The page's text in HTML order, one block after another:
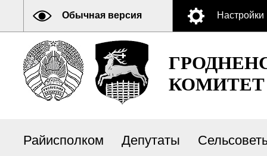
Обычная версия Настройки
КОМИТЕТ
Райисполком Депутаты